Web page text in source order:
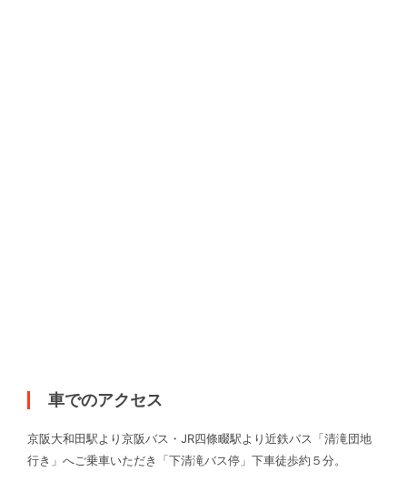
車でのアクセス
京阪大和田駅より京阪バス・JR四條畷駅より近鉄バス「清滝団地
行き」へご乗車いただき「下清滝バス停」下車徒歩約５分。